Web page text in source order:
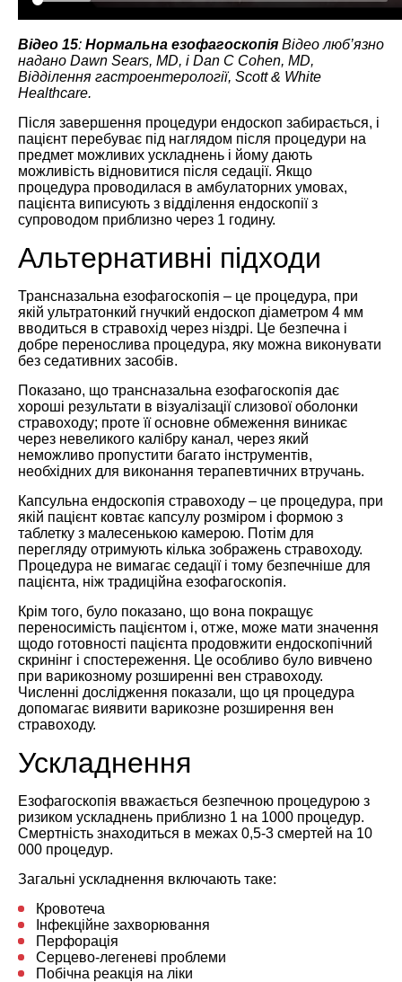
Відео 15: Нормальна езофагоскопія Відео люб’язно
надано Dawn Sears, MD, і Dan C Cohen, MD,
Відділення гастроентерології, Scott & White
Healthcare.
Після завершення процедури ендоскоп забирається, і
пацієнт перебуває під наглядом після процедури на
предмет можливих ускладнень і йому дають
можливість відновитися після седації. Якщо
процедура проводилася в амбулаторних умовах,
пацієнта виписують з відділення ендоскопії з
супроводом приблизно через 1 годину.
Альтернативні підходи
Трансназальна езофагоскопія – це процедура, при
якій ультратонкий гнучкий ендоскоп діаметром 4 мм
вводиться в стравохід через ніздрі. Це безпечна і
добре перенослива процедура, яку можна виконувати
без седативних засобів.
Показано, що трансназальна езофагоскопія дає
хороші результати в візуалізації слизової оболонки
стравоходу; проте її основне обмеження виникає
через невеликого калібру канал, через який
неможливо пропустити багато інструментів,
необхідних для виконання терапевтичних втручань.
Капсульна ендоскопія стравоходу – це процедура, при
якій пацієнт ковтає капсулу розміром і формою з
таблетку з малесенькою камерою. Потім для
перегляду отримують кілька зображень стравоходу.
Процедура не вимагає седації і тому безпечніше для
пацієнта, ніж традиційна езофагоскопія.
Крім того, було показано, що вона покращує
переносимість пацієнтом і, отже, може мати значення
щодо готовності пацієнта продовжити ендоскопічний
скринінг і спостереження. Це особливо було вивчено
при варикозному розширенні вен стравоходу.
Численні дослідження показали, що ця процедура
допомагає виявити варикозне розширення вен
стравоходу.
Ускладнення
Езофагоскопія вважається безпечною процедурою з
ризиком ускладнень приблизно 1 на 1000 процедур.
Смертність знаходиться в межах 0,5-3 смертей на 10
000 процедур.
Загальні ускладнення включають таке:
Кровотеча
Інфекційне захворювання
Перфорація
Серцево-легеневі проблеми
Побічна реакція на ліки